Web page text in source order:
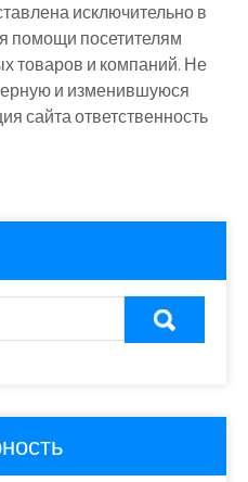
исключительно в
помощи посетителям
товаров и компаний. Не
и изменившуюся
сайта ответственность